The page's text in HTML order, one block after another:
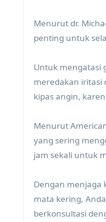
Menurut dr.
penting untuk
Untuk mengatasi
meredakan iritasi
kipas angin,
Menurut
yang sering
jam sekali untuk
Dengan menjaga
mata kering,
berkonsultasi